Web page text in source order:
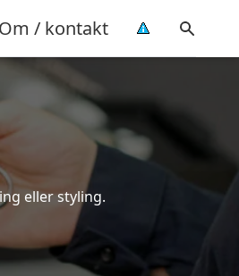
Om / kontakt
eller styling.